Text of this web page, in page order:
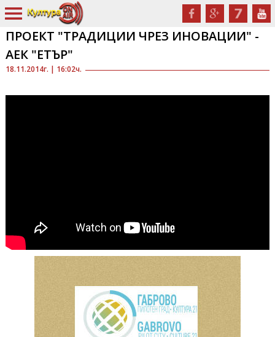
18.11.2014г. | 16:02ч.
ПРОЕКТ "ТРАДИЦИИ ЧРЕЗ ИНОВАЦИИ" -
АЕК "ЕТЪР"